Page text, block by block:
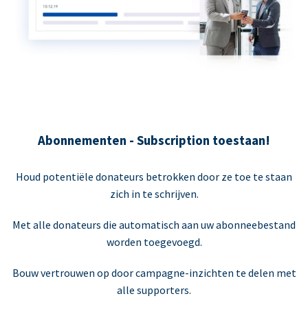
Abonnementen - Subscription toestaan!
Houd potentiële donateurs betrokken door ze toe te staan
zich in te schrijven.
Met alle donateurs die automatisch aan uw abonneebestand
worden toegevoegd.
Bouw vertrouwen op door campagne-inzichten te delen met
alle supporters.